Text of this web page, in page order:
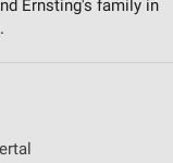
Ernsting's family in